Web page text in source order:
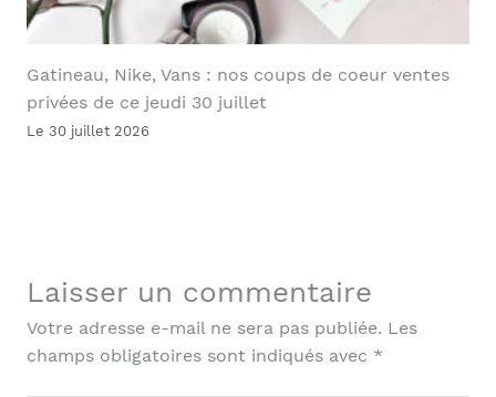
Gatineau, Nike, Vans : nos coups de coeur ventes
privées de ce jeudi 30 juillet
Le 30 juillet 2026
Laisser un commentaire
Votre adresse e-mail ne sera pas publiée. Les
champs obligatoires sont indiqués avec *